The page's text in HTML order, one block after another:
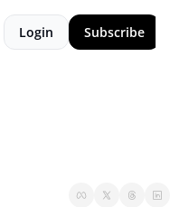
Login Subscribe